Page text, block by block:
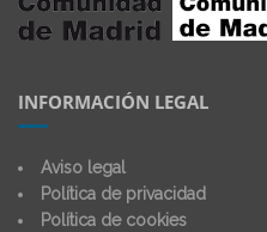
INFORMACIÓN LEGAL
Aviso legal
Política de privacidad
Política de cookies